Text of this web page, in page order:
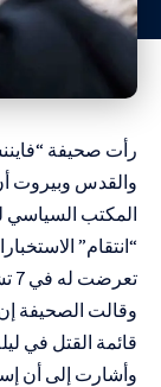
رأت صحيفة
والقدس وبيروت
المكتب
“انتقام”
تعرضت له في 7 تشرين الأول/أكتوبر 2023.
وقالت الصحيفة
قائمة القتل في
وأشارت إلى أن